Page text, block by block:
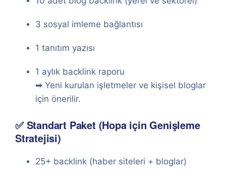
3 sosyal imleme bağlantısı
1 tanıtım yazısı
1 aylık backlink raporu
➡ Yeni kurulan işletmeler ve kişisel bloglar
için önerilir.
✅ Standart Paket (Hopa için Genişleme
Stratejisi)
25+ backlink (haber siteleri + bloglar)